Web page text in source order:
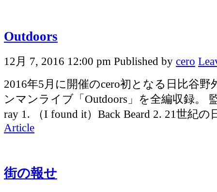
Outdoors
12月 7, 2016 12:00 pm Published by cero
2016年5月に開催のcero初となる日比谷野
ンマンライブ「Outdoors」を全編収録。
ray 1. （I found it）Back Beard 2. 21世紀
Article
街の報せ